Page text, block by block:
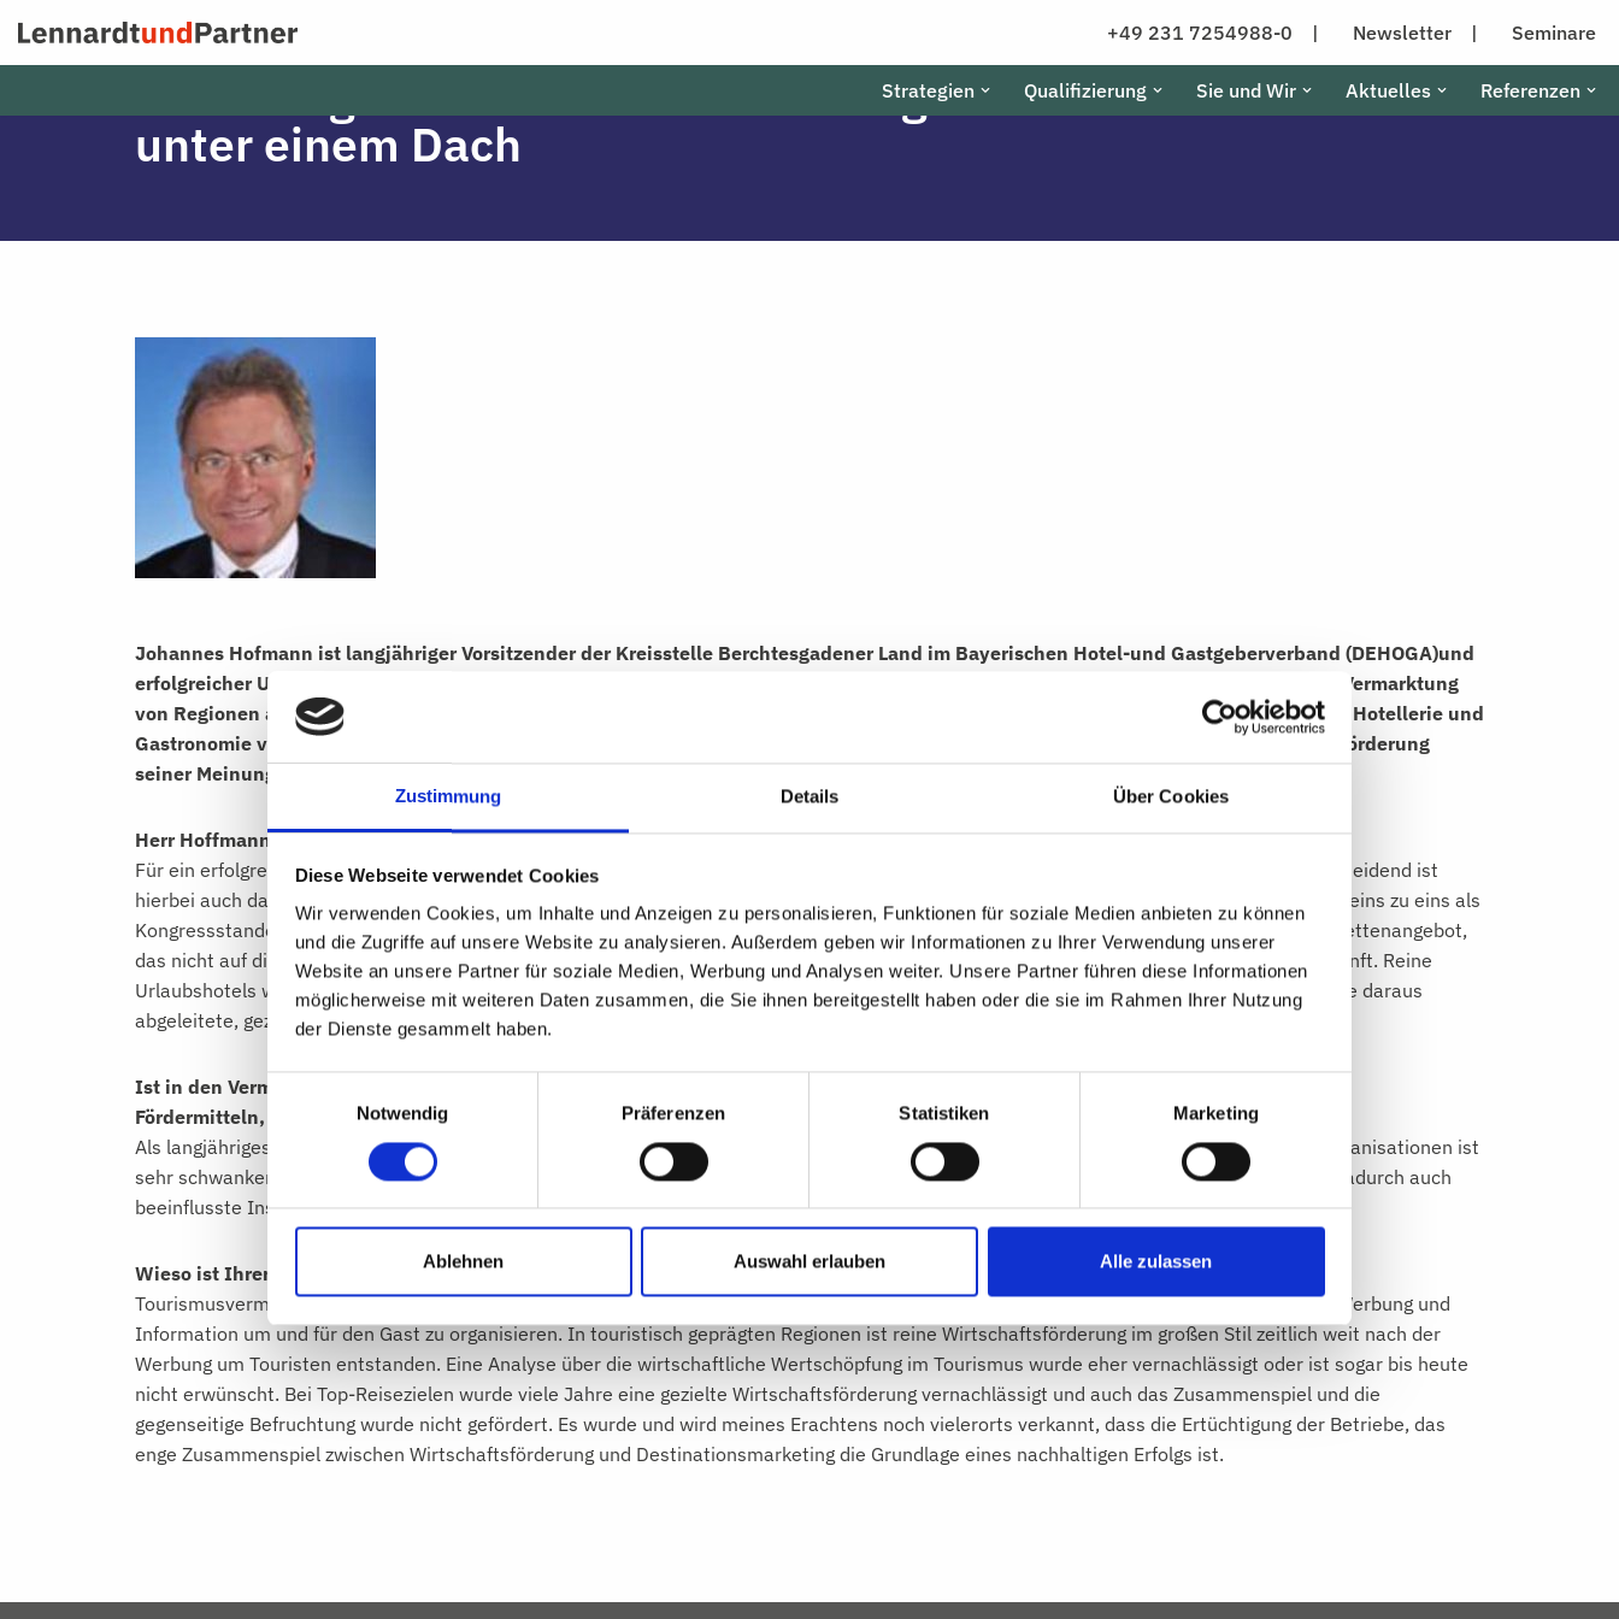
Zustimmung Details Über Cookies
Diese Webseite verwendet Cookies
Wir verwenden Cookies, um Inhalte und Anzeigen zu personalisieren, Funktionen für soziale Medien anbieten zu können
und die Zugriffe auf unsere Website zu analysieren. Außerdem geben wir Informationen zu Ihrer Verwendung unserer
Website an unsere Partner für soziale Medien, Werbung und Analysen weiter. Unsere Partner führen diese Informationen
möglicherweise mit weiteren Daten zusammen, die Sie ihnen bereitgestellt haben oder die sie im Rahmen Ihrer Nutzung
der Dienste gesammelt haben.
Einwilligungsauswahl
Notwendig
Präferenzen Statistiken Marketing
Ablehnen Auswahl erlauben Alle zulassen
Zum
+49 231 7254988-0 | Newsletter | Seminare
Strategien Qualifizierung Sie und Wir Aktuelles Referenzen
Marketing und Wirtschaftsförderung
unter einem Dach
Johannes Hofmann ist langjähriger Vorsitzender der Kreisstelle Berchtesgadener Land im Bayerischen Hotel-und Gastgeberverband (DEHOGA)und
erfolgreicher Unternehmer. Jahrelang war er im Stadtrat Bad Reichenhall engagiert. Er ist ein starker Verfechter einer gemeinsamen Vermarktung
von Regionen auf Basis gezielter Wirtschaftsförderung und verurteilt Kirchturmdenken und ineffiziente Strukturen. Nach den für die Hotellerie und
Gastronomie verheerenden Lockdowns ist die Stärkung der Gastgeber durch eine Tourismusstrategie auf Basis gezielter Wirtschaftsförderung
seiner Meinung nach wichtiger denn je.
Herr Hoffmann, sind Spitzen-Gastgeber die Grundlage für erfolgreiches Destinationsmarketing?
Für ein erfolgreiches Destinationsmarketing im gehobenen Tourismussegment sind hochklassige Hotels und Gastgeber essentiell. Mitentscheidend ist
hierbei auch das Zusammenspiel von Vermarktung und tatsächlicher Wirtschaftskraft. Ein Beispiel: Ich kann einen Tourismusstandort nicht eins zu eins als
Kongressstandort vermarkten, wenn mir angemessene Übernachtungsmöglichkeiten fehlen. Dazu brauche ich idealerweise ein spezielles Bettenangebot,
das nicht auf die rein touristische Nutzung ausgerichtet ist. Das heißt, eine gemeinsame Vermarktung von Kongress und geeigneter Unterkunft. Reine
Urlaubshotels werden immer ein Problem mit wenigen Tagen Verweildauer haben. Es ist somit die Gesamtstrategie der Destination und eine daraus
abgeleitete, gezielte Wirtschaftsförderung maßgebend für den Erfolg.
Ist in den Vermarktungsorganisationen das Wissen um Förderung und Unterstützung der Gastgeber, zum Beispiel zur Digitalisierung,
Fördermitteln, Ansiedlung etc. vorhanden bzw. arbeiten diese eng mit entsprechenden Kompetenzträgern zusammen?
Als langjähriges aktives DEHOGA-Mitglied weiß ich: Das Wissen um die Förderung und Unterstützung der Gastgeber in den Vermarktungsorganisationen ist
sehr schwankend. Das Know-how kann bei einigen Organisationen vorhanden sein und wird nicht ausgeschöpft. Politisch organisierte und dadurch auch
beeinflusste Institutionen sind da eher schwach aufgestellt und müssen mit so manchem Handicap leben.
Wieso ist Ihrer Meinung nach Wirtschaftsförderung nicht grundsätzlich eng mit dem Destinationsmarketing verzahnt?
Tourismusvermarktung ist unterschiedlich schnell gewachsen. Lange war es den Kommunen überlassen, mit Verkehrsvereinen vor Ort die Werbung und
Information um und für den Gast zu organisieren. In touristisch geprägten Regionen ist reine Wirtschaftsförderung im großen Stil zeitlich weit nach der
Werbung um Touristen entstanden. Eine Analyse über die wirtschaftliche Wertschöpfung im Tourismus wurde eher vernachlässigt oder ist sogar bis heute
nicht erwünscht. Bei Top-Reisezielen wurde viele Jahre eine gezielte Wirtschaftsförderung vernachlässigt und auch das Zusammenspiel und die
gegenseitige Befruchtung wurde nicht gefördert. Es wurde und wird meines Erachtens noch vielerorts verkannt, dass die Ertüchtigung der Betriebe, das
enge Zusammenspiel zwischen Wirtschaftsförderung und Destinationsmarketing die Grundlage eines nachhaltigen Erfolgs ist.